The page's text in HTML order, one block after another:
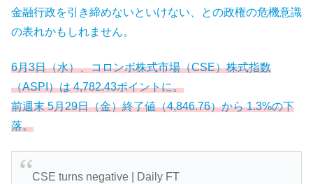
金融行政を引き締めないといけない、との政権の危機意識
の表れかもしれません。
6月3日（水）、コロンボ株式市場（CSE）株式指数
（ASPI）は 4,782.43ポイントに。
前週末 5月29日（金）終了値（4,846.76）から 1.3%の下
落。
CSE turns negative | Daily FT